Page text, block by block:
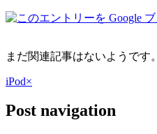
まだ関連記事はないようです。
iPod×
Post navigation